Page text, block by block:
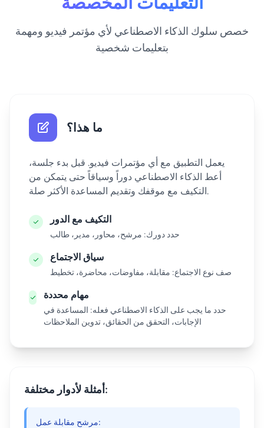
خصص سلوك الذكاء الاصطناعي لأي مؤتمر فيديو ومهمة
بتعليمات شخصية
ما هذا؟
يعمل التطبيق مع أي مؤتمرات فيديو. قبل بدء جلسة،
أعط الذكاء الاصطناعي دوراً وسياقاً حتى يتمكن من
التكيف مع موقفك وتقديم المساعدة الأكثر صلة.
التكيف مع الدور
حدد دورك: مرشح، محاور، مدير، طالب
سياق الاجتماع
صف نوع الاجتماع: مقابلة، مفاوضات، محاضرة، تخطيط
مهام محددة
حدد ما يجب على الذكاء الاصطناعي فعله: المساعدة في
الإجابات، التحقق من الحقائق، تدوين الملاحظات
أمثلة لأدوار مختلفة:
مرشح مقابلة عمل: